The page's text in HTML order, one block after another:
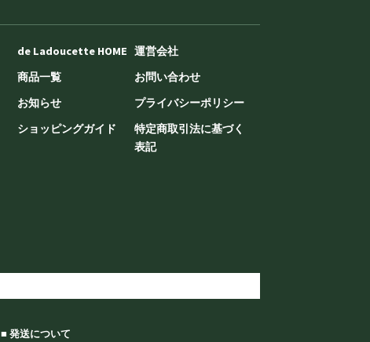
de Ladoucette HOME
商品一覧
お知らせ
ショッピングガイド
運営会社
お問い合わせ
プライバシーポリシー
特定商取引法に基づく
表記
■ 発送について